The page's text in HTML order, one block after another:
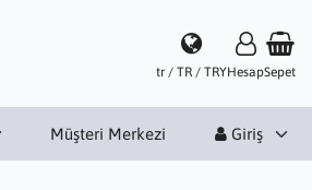
tr / TR / TRYHesapSepet
Müşteri Merkezi Giriş